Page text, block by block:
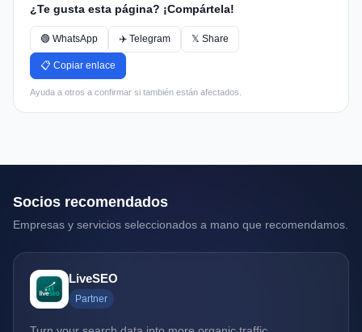
¿Te gusta esta página? ¡Compártela!
🟢 WhatsApp ✈️ Telegram 𝕏 Share
📋 Copiar enlace
Ayuda a otros a confirmar si también están afectados.
Socios recomendados
Empresas y servicios seleccionados a mano que recomendamos.
LiveSEO
Partner